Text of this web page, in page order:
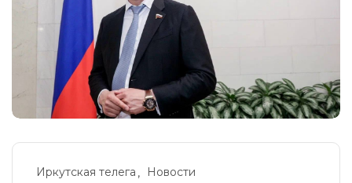
Иркутская телега Новости